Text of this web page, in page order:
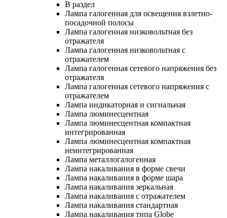
В раздел
Лампа галогенная для освещения взлетно-
посадочной полосы
Лампа галогенная низковольтная без
отражателя
Лампа галогенная низковольтная с
отражателем
Лампа галогенная сетевого напряжения без
отражателя
Лампа галогенная сетевого напряжения с
отражателем
Лампа индикаторная и сигнальная
Лампа люминесцентная
Лампа люминесцентная компактная
интегрированная
Лампа люминесцентная компактная
неинтегрированная
Лампа металлогалогенная
Лампа накаливания в форме свечи
Лампа накаливания в форме шара
Лампа накаливания зеркальная
Лампа накаливания с отражателем
Лампа накаливания стандартная
Лампа накаливания типа Globe